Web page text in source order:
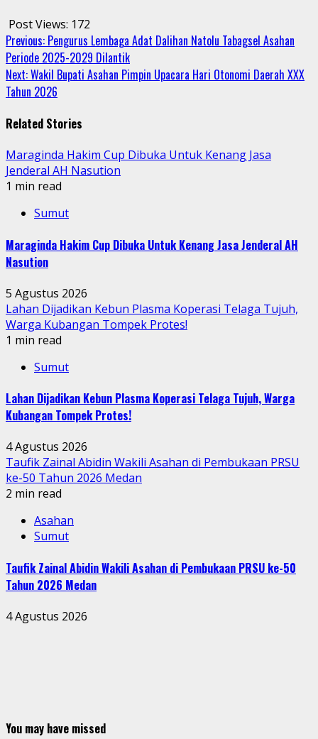
Post Views: 172
Continue
Reading
Previous: Pengurus Lembaga Adat Dalihan Natolu Tabagsel Asahan
Periode 2025-2029 Dilantik
Next:Wakil Bupati Asahan Pimpin Upacara Hari Otonomi Daerah XXX
Tahun 2026
Related Stories
Maraginda Hakim Cup Dibuka Untuk Kenang Jasa
Jenderal AH Nasution
1 min read
Sumut
Maraginda Hakim Cup Dibuka Untuk Kenang Jasa Jenderal AH
Nasution
5 Agustus 2026
Lahan Dijadikan Kebun Plasma Koperasi Telaga Tujuh,
Warga Kubangan Tompek Protes!
1 min read
Sumut
Lahan Dijadikan Kebun Plasma Koperasi Telaga Tujuh, Warga
Kubangan Tompek Protes!
4 Agustus 2026
Taufik Zainal Abidin Wakili Asahan di Pembukaan PRSU
ke-50 Tahun 2026 Medan
2 min read
Asahan
Sumut
Taufik Zainal Abidin Wakili Asahan di Pembukaan PRSU ke-50
Tahun 2026 Medan
4 Agustus 2026
You may have missed